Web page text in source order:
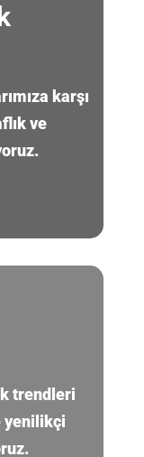
karşı
ve
trendleri
yenilikçi